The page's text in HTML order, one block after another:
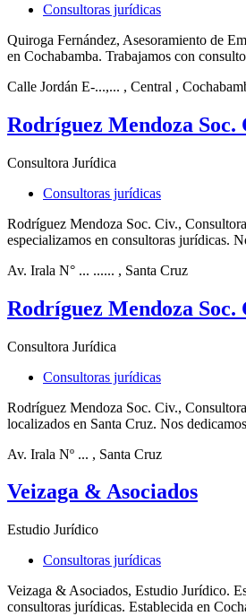
Consultoras jurídicas
Quiroga Fernández, Asesoramiento de
en Cochabamba. Trabajamos con
Calle Jordán E-...,... , Central ,
Rodríguez Mendoza Soc.
Consultora Jurídica
Consultoras jurídicas
Rodríguez Mendoza Soc. Civ.,
especializamos en consultoras jurídicas.
Av. Irala N° ... ...... , Santa Cruz
Rodríguez Mendoza Soc.
Consultora Jurídica
Consultoras jurídicas
Rodríguez Mendoza Soc. Civ.,
localizados en Santa Cruz. Nos
Av. Irala Nº ... , Santa Cruz
Veizaga & Asociados
Estudio Jurídico
Consultoras jurídicas
Veizaga & Asociados, Estudio Jurídico.
consultoras jurídicas. Establecida en